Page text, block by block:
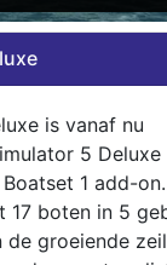
is vanaf nu
5
1 add-on.
17 boten in 5
de groeiende zeil